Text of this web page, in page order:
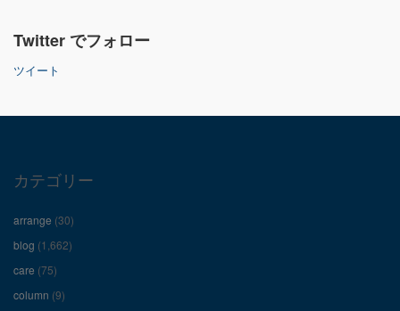
ん
ロ
フ
ィ
ー
ん
Twitter でフォロー
ツイート
カテゴリー
arrange (30)
blog (1,662)
care (75)
column (9)